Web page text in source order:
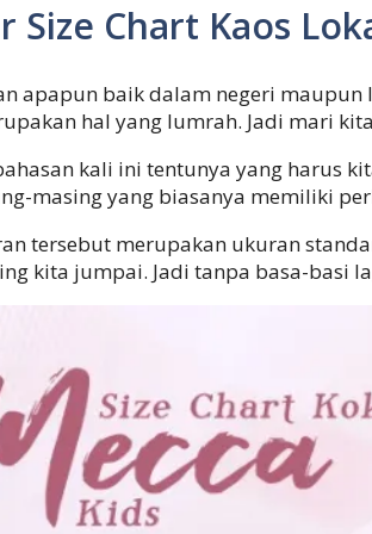
Size Chart Kaos
apapun baik dalam negeri
hal yang lumrah. Jadi mari
kali ini tentunya yang harus
masing yang biasanya memiliki
tersebut merupakan ukuran
kita jumpai. Jadi tanpa basa-basi